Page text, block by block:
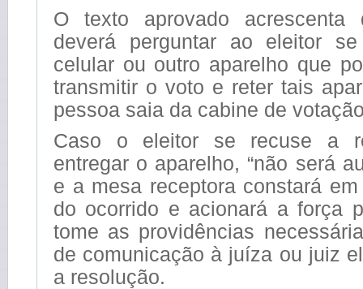
O texto aprovado acrescenta
deverá perguntar ao eleitor
celular ou outro aparelho que
transmitir o voto e reter tais
pessoa saia da cabine de
Caso o eleitor se recuse a
entregar o aparelho, “não será
e a mesa receptora constará
do ocorrido e acionará a força
tome as providências
de comunicação à juíza ou juiz
a resolução.